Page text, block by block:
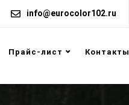
info@eurocolor102.ru
Прайс-лист Контакты